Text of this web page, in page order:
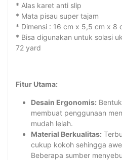
* Alas karet anti slip
* Mata pisau super tajam
* Dimensi : 16 cm x 5,5 cm x 8
* Bisa digunakan untuk solasi
72 yard
Fitur Utama:
Desain Ergonomis:
membuat penggunaan
mudah lelah.
Material Berkualitas:
cukup kokoh sehingga
Beberapa sumber